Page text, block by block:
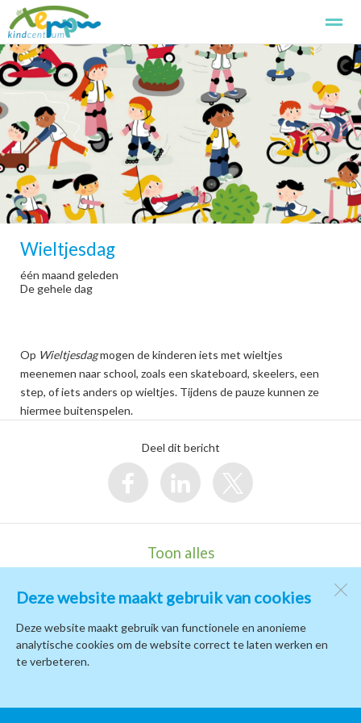
Kindcentrum de Terp Kennismaken Aanmelden
Home Foto's Zoeken Pagina's
Deze website maakt gebruik van cookies
Deze website maakt gebruik van functionele en anonieme
analytische cookies om de website correct te laten werken en
te verbeteren.
Wieltjesdag
één maand geleden
De gehele dag
Op Wieltjesdagmogen de kinderen iets met wieltjes
meenemen naar school, zoals een skateboard, skeelers, een
step, of iets anders op wieltjes. Tijdens de pauze kunnen ze
hiermee buitenspelen.
Deel dit bericht
Toon alles
Kindcentrum de Terp
de Campus 1
1771 PB